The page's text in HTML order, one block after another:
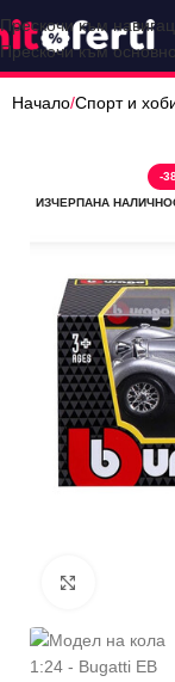
Прескочи към
Прескочи към
Начало/Спорт и
-
ИЗЧЕРПАНА